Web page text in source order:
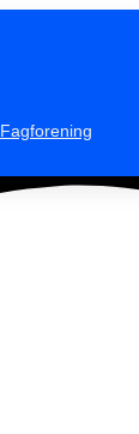
Fagforening